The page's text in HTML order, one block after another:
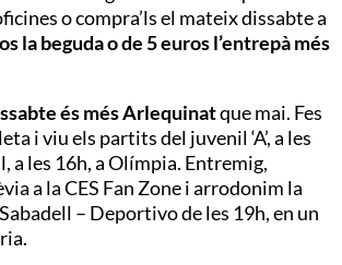
o compra’ls el mateix dissabte a
la beguda o de 5 euros l’entrepà més
és més Arlequinatque mai. Fes
i viu els partits del juvenil ‘A’, a les
a les 16h, a Olímpia. Entremig,
a la CES Fan Zone i arrodonim la
– Deportivo de les 19h, en un